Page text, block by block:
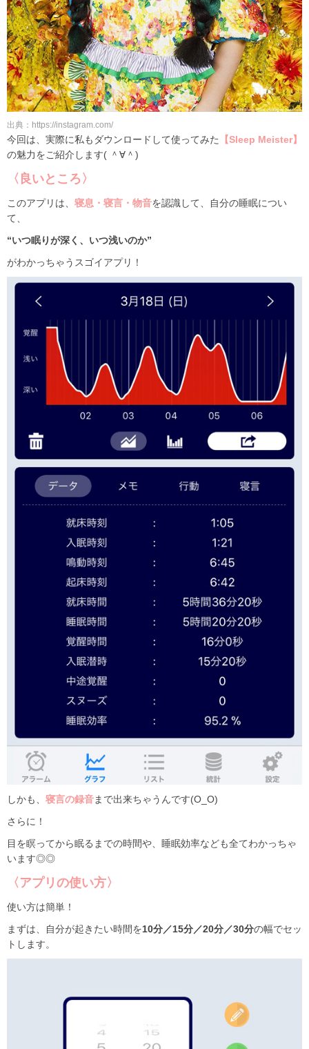
出典：https://instagram.com/
今回は、実際に私もダウンロードして使ってみた
【Sleep Meister】
の魅力をご紹介します( ＾∀＾)
〈良いところ〉
このアプリは、 寝息・寝言・物音を認識して、自分の睡眠につい
て、
“いつ眠りが深く、いつ浅いのか”
がわかっちゃうスゴイアプリ！
しかも、 寝言の録音まで出来ちゃうんです(O_O)
さらに！
目を瞑ってから眠るまでの時間や、睡眠効率なども全てわかっちゃ
います◎◎
〈アプリの使い方〉
使い方は簡単！
まずは、自分が起きたい時間を10分／15分／20分／30分の幅でセッ
トします。